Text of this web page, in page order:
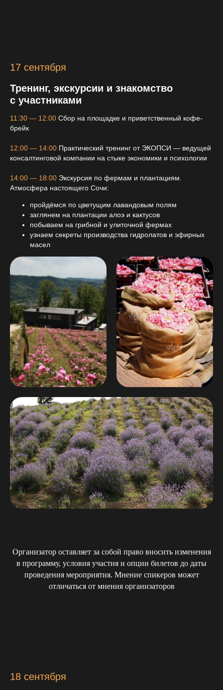
17 сентября
Тренинг, экскурсии и знакомство
с участниками
11:30 — 12:00 Сбор на площадке и приветственный кофе-
брейк
12:00 — 14:00 Практический тренинг от ЭКОПСИ — ведущей
консалтинговой компании на стыке экономики и психологии
14:00 — 18:00 Экскурсия по фермам и плантациям.
Атмосфера настоящего Сочи:
пройдёмся по цветущим лавандовым полям
заглянем на плантации алоэ и кактусов
побываем на грибной и улиточной фермах
узнаем секреты производства гидролатов и эфирных
масел
Организатор оставляет за собой право вносить изменения
в программу, условия участия и опции билетов до даты
проведения мероприятия. Мнение спикеров может
отличаться от мнения организаторов
18 сентября